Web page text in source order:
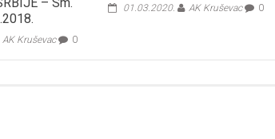
AK Kruševac 0
01.03.2020. AK Kruševac 0